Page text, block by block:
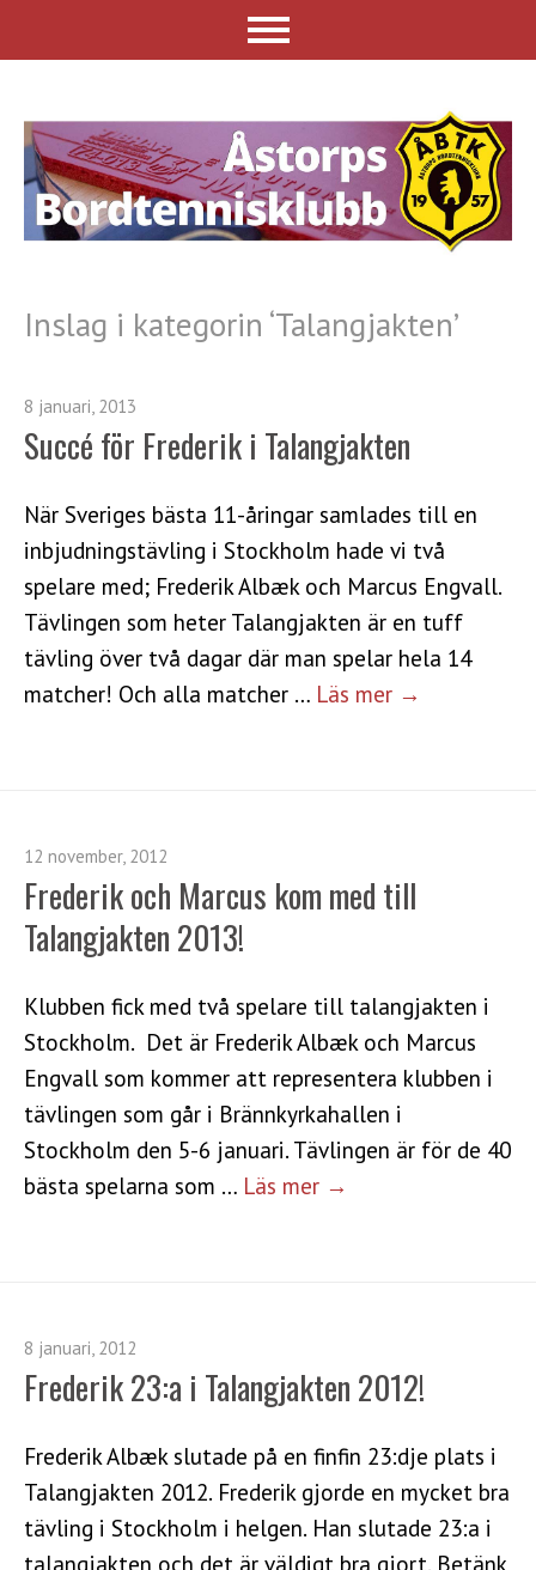
Inslag i kategorin ‘Talangjakten’
8 januari, 2013
Succé för Frederik i Talangjakten
När Sveriges bästa 11-åringar samlades till en
inbjudningstävling i Stockholm hade vi två
spelare med; Frederik Albæk och Marcus Engvall.
Tävlingen som heter Talangjakten är en tuff
tävling över två dagar där man spelar hela 14
matcher! Och alla matcher … Läs mer →
12 november, 2012
Frederik och Marcus kom med till
Talangjakten 2013!
Klubben fick med två spelare till talangjakten i
Stockholm. Det är Frederik Albæk och Marcus
Engvall som kommer att representera klubben i
tävlingen som går i Brännkyrkahallen i
Stockholm den 5-6 januari. Tävlingen är för de 40
bästa spelarna som … Läs mer →
8 januari, 2012
Frederik 23:a i Talangjakten 2012!
Frederik Albæk slutade på en finfin 23:dje plats i
Talangjakten 2012. Frederik gjorde en mycket bra
tävling i Stockholm i helgen. Han slutade 23:a i
talangjakten och det är väldigt bra gjort. Betänk